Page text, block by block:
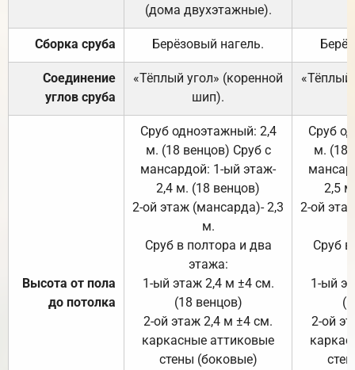
(дома двухэтажные).
Сборка сруба Берёзовый нагель.
Соединение
углов сруба
«Тёплый угол» (коренной
шип).
«Тёплый
Высота от пола
до потолка
Сруб одноэтажный: 2,4
м. (18 венцов) Сруб с
мансардой: 1-ый этаж-
2,4 м. (18 венцов)
2-ой этаж (мансарда)- 2,3
м.
Сруб в полтора и два
этажа:
1-ый этаж 2,4 м ±4 см.
(18 венцов)
2-ой этаж 2,4 м ±4 см.
каркасные аттиковые
стены (боковые)
Сруб
м. (18
2,5
2-ой
Сруб
1-ый
2-ой